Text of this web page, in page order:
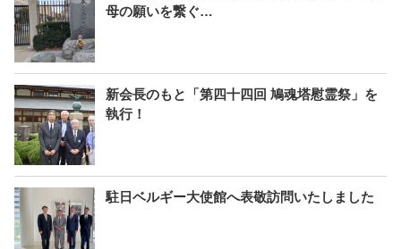
母の願いを繋ぐ…
新会長のもと「第四十四回 鳩魂塔慰霊祭」を
執行！
駐日ベルギー大使館へ表敬訪問いたしました